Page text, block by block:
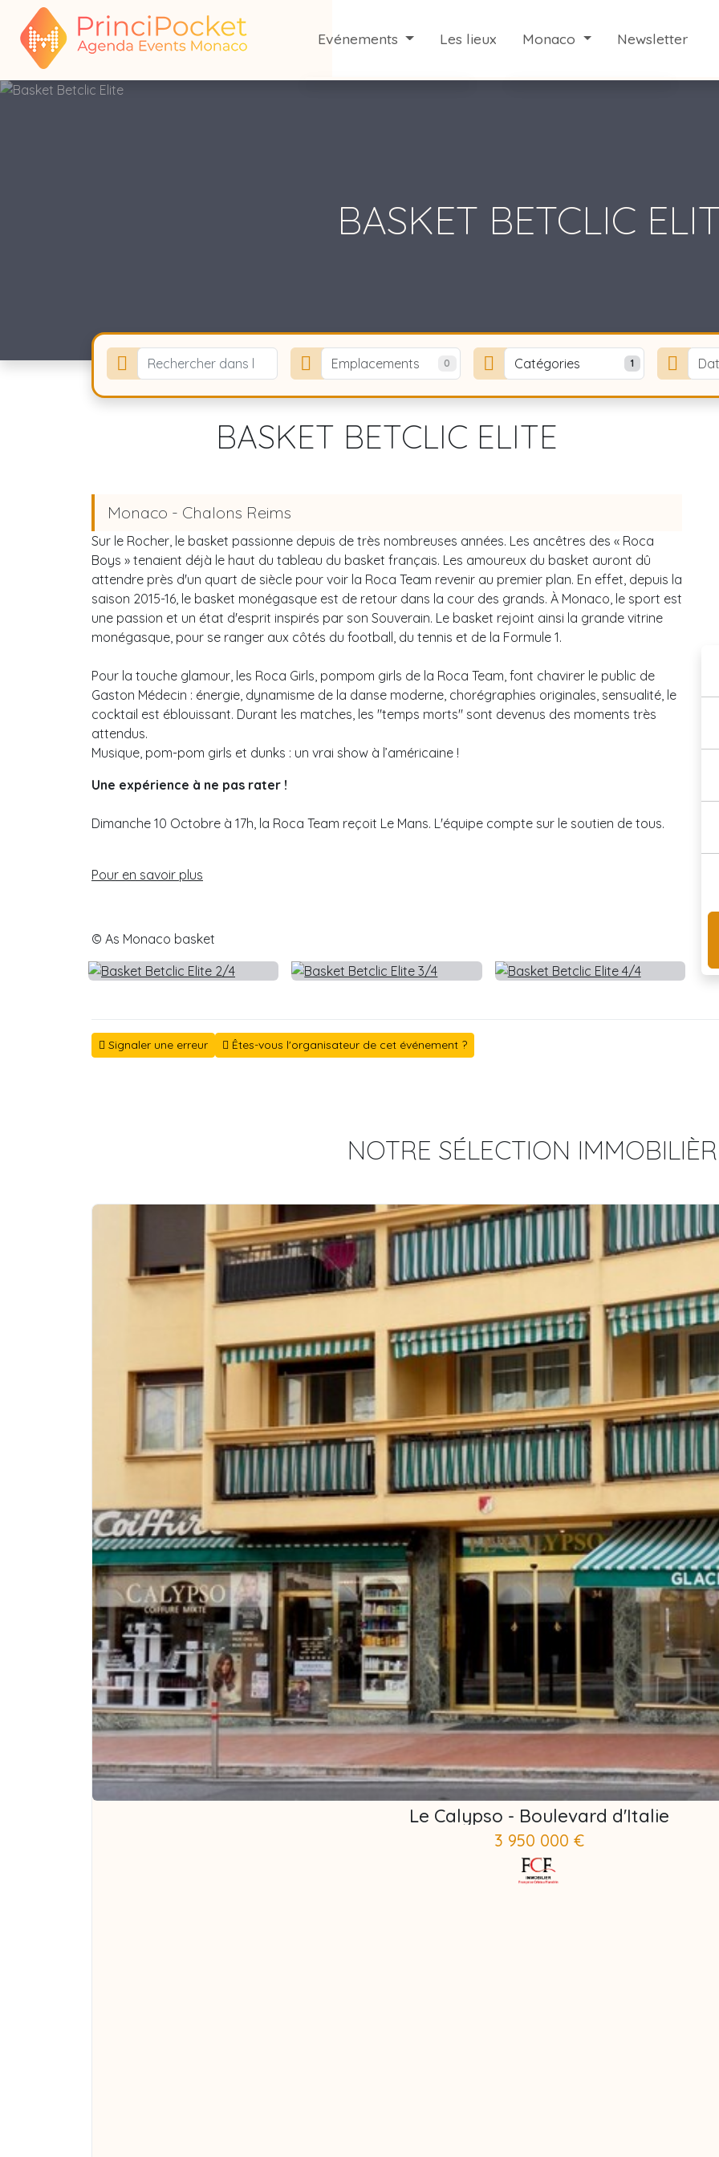
Evénements Les lieux Monaco Newsletter
BASKET BETCLIC
Emplacements 0 Catégories 1
BASKET BETCLIC ELITE
Monaco - Chalons Reims
Sur le Rocher, le basket passionne depuis de très nombreuses années. Les ancêtres des « Roca
Boys » tenaient déjà le haut du tableau du basket français. Les amoureux du basket auront dû
attendre près d'un quart de siècle pour voir la Roca Team revenir au premier plan. En effet, depuis la
saison 2015-16, le basket monégasque est de retour dans la cour des grands. À Monaco, le sport est
une passion et un état d'esprit inspirés par son Souverain. Le basket rejoint ainsi la grande vitrine
monégasque, pour se ranger aux côtés du football, du tennis et de la Formule 1.
Pour la touche glamour, les Roca Girls, pompom girls de la Roca Team, font chavirer le public de
Gaston Médecin : énergie, dynamisme de la danse moderne, chorégraphies originales, sensualité, le
cocktail est éblouissant. Durant les matches, les "temps morts" sont devenus des moments très
attendus.
Musique, pom-pom girls et dunks : un vrai show à l’américaine !
Une expérience à ne pas rater !
Dimanche 10 Octobre à 17h, la Roca Team reçoit Le Mans. L'équipe compte sur le soutien de tous.
Pour en savoir plus
© As Monaco basket
Signaler une erreur Êtes-vous l'organisateur de cet événement ?
NOTRE SÉLECTION
Le Calypso - Boulevard d'Italie
3 950 000 €